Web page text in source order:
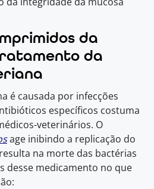
da
da
é causada por infecções
específicos costuma
veterinários. O
age inibindo a replicação do
na morte das bactérias
desse medicamento no que